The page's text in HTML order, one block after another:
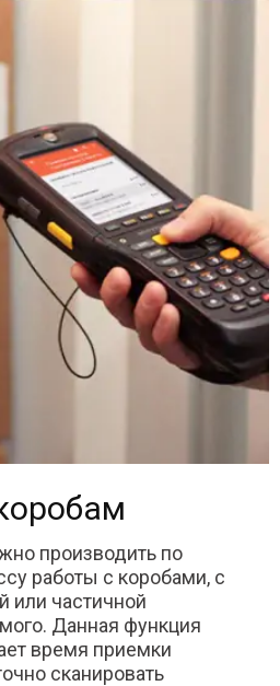
производить по
работы с коробами, с
или частичной
Данная функция
время приемки
сканировать